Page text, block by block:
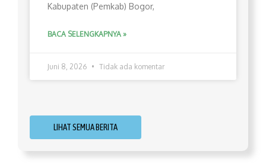
Kabupaten (Pemkab) Bogor,
BACA SELENGKAPNYA »
Juni 8, 2026 Tidak ada komentar
LIHAT SEMUA BERITA